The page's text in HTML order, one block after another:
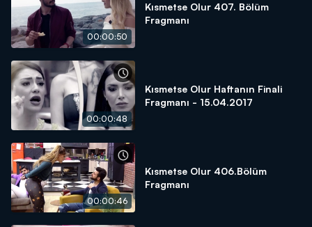
00:00:50
Kısmetse Olur 407. Bölüm
Fragmanı
00:00:48
Kısmetse Olur Haftanın Finali
Fragmanı - 15.04.2017
00:00:46
Kısmetse Olur 406.Bölüm
Fragmanı